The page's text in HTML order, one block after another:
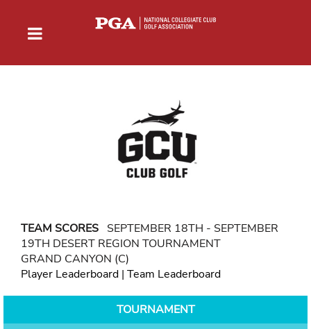
TEAM SCORES SEPTEMBER 18TH - SEPTEMBER
19TH DESERT REGION TOURNAMENT
GRAND CANYON (C)
Player Leaderboard | Team Leaderboard
TOURNAMENT